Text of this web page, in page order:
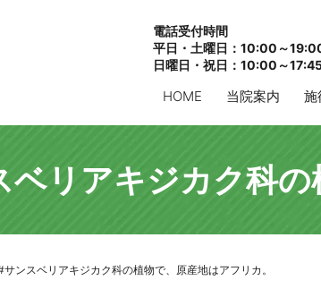
電話受付時間
平日・土曜日：10:00～
日曜日・祝日：10:00～
HOME 当院案内 施
リアキジカク科の
サンスベリアキジカク科の植物で、原産地はアフリカ。